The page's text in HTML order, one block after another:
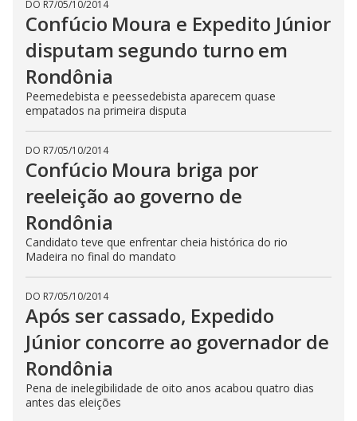
DO R7/05/10/2014
Confúcio Moura e Expedito Júnior
disputam segundo turno em
Rondônia
Peemedebista e peessedebista aparecem quase
empatados na primeira disputa
DO R7/05/10/2014
Confúcio Moura briga por
reeleição ao governo de
Rondônia
Candidato teve que enfrentar cheia histórica do rio
Madeira no final do mandato
DO R7/05/10/2014
Após ser cassado, Expedido
Júnior concorre ao governador de
Rondônia
Pena de inelegibilidade de oito anos acabou quatro dias
antes das eleições